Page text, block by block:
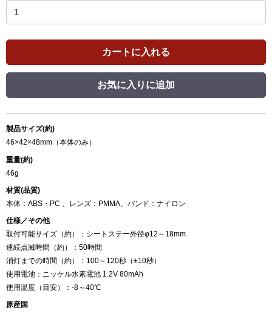
カートに入れる
お気に入りに追加
製品サイズ(約)
46×42×48mm（本体のみ）
重量(約)
46g
材質(品質)
本体：ABS・PC 、レンズ：PMMA、バンド：ナイロン
仕様／その他
取付可能サイズ（約）：シートステー外径φ12～18mm
連続点滅時間（約）：50時間
消灯までの時間（約）：100～120秒（±10秒）
使用電池：ニッケル水素電池 1.2V 80mAh
使用温度（目安）：-8～40℃
原産国